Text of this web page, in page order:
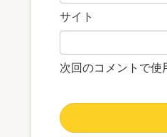
サイト
次回のコメントで使